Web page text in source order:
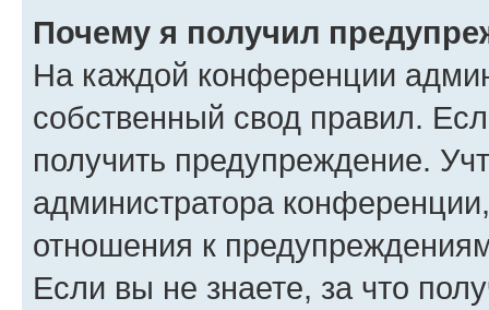
Почему я получил
На каждой конференции
собственный свод правил.
получить предупреждение.
администратора
отношения к
Если вы не знаете, за что